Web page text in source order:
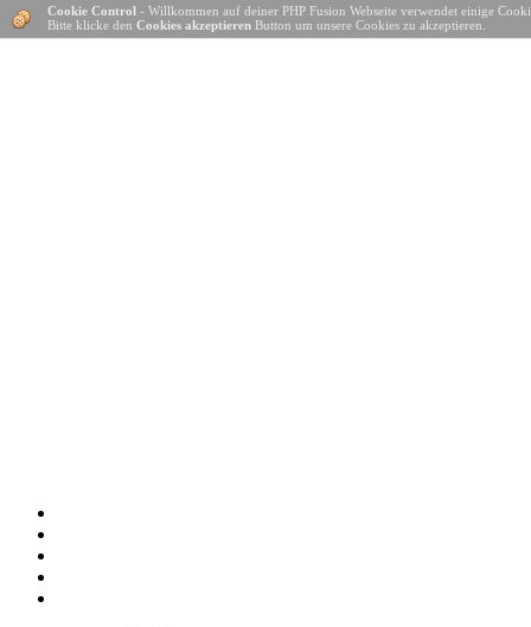
Cookie Control - Willkommen auf deiner PHP Fusion Webseite verwendet einige
Bitte klicke den Cookies akzeptieren Button um unsere Cookies zu akzeptieren.